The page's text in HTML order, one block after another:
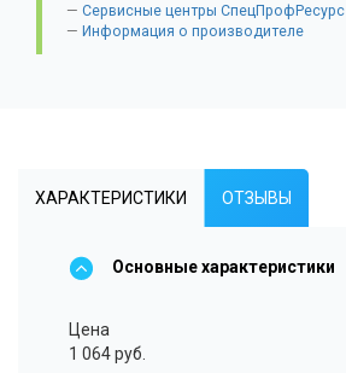
Сервисные центры СпецПрофРесурс
Информация о производителе
ХАРАКТЕРИСТИКИ ОТЗЫВЫ
Основные характеристики
Цена
1 064 руб.